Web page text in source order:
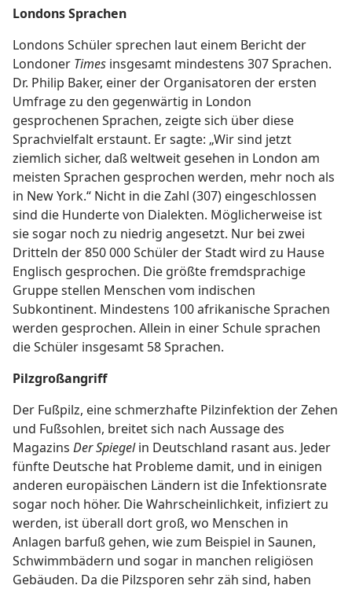
Londons Sprachen
Londons Schüler sprechen laut einem Bericht der
Londoner Times insgesamt mindestens 307 Sprachen.
Dr. Philip Baker, einer der Organisatoren der ersten
Umfrage zu den gegenwärtig in London
gesprochenen Sprachen, zeigte sich über diese
Sprachvielfalt erstaunt. Er sagte: „Wir sind jetzt
ziemlich sicher, daß weltweit gesehen in London am
meisten Sprachen gesprochen werden, mehr noch als
in New York.“ Nicht in die Zahl (307) eingeschlossen
sind die Hunderte von Dialekten. Möglicherweise ist
sie sogar noch zu niedrig angesetzt. Nur bei zwei
Dritteln der 850 000 Schüler der Stadt wird zu Hause
Englisch gesprochen. Die größte fremdsprachige
Gruppe stellen Menschen vom indischen
Subkontinent. Mindestens 100 afrikanische Sprachen
werden gesprochen. Allein in einer Schule sprachen
die Schüler insgesamt 58 Sprachen.
Pilzgroßangriff
Der Fußpilz, eine schmerzhafte Pilzinfektion der Zehen
und Fußsohlen, breitet sich nach Aussage des
Magazins Der Spiegelin Deutschland rasant aus. Jeder
fünfte Deutsche hat Probleme damit, und in einigen
anderen europäischen Ländern ist die Infektionsrate
sogar noch höher. Die Wahrscheinlichkeit, infiziert zu
werden, ist überall dort groß, wo Menschen in
Anlagen barfuß gehen, wie zum Beispiel in Saunen,
Schwimmbädern und sogar in manchen religiösen
Gebäuden. Da die Pilzsporen sehr zäh sind, haben